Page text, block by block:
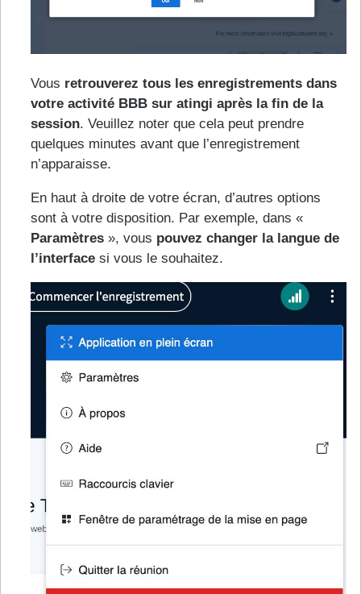
Vous retrouverez tous les enregistrements dans
votre activité BBB sur atingi après la fin de la
session. Veuillez noter que cela peut prendre
quelques minutes avant que l’enregistrement
n’apparaisse.
En haut à droite de votre écran, d’autres options
sont à votre disposition. Par exemple, dans «
Paramètres », vous pouvez changer la langue de
l’interface si vous le souhaitez.